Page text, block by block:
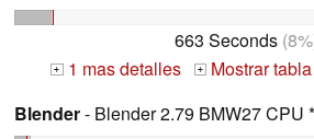
663 Seconds
+ 1 mas detalles +
Mostrar
Blender- Blender 2.79 BMW27 CPU *